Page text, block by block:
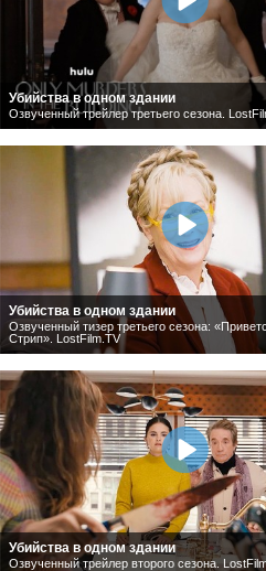
Убийства в одном здании
Озвученный трейлер третьего сезона.
Убийства в одном здании
Озвученный тизер третьего сезона:
Стрип». LostFilm.TV
Убийства в одном здании
Озвученный трейлер второго сезона.